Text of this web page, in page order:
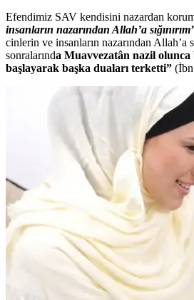
Efendimiz SAV kendisini nazardan
insanların nazarından Allah’a
cinlerin ve insanların nazarından Allah’a
sonralarında Muavvezatân nazil
başlayarak başka duaları terketti”